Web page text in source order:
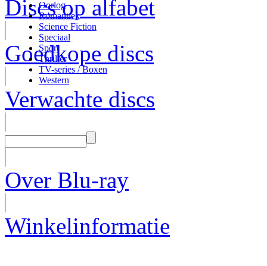
Discs op alfabet
Goedkope discs
Verwachte discs
Over Blu-ray
Winkelinformatie
Oorlog
Romantiek
Science Fiction
Speciaal
Sport
Thriller
TV-series / Boxen
Western